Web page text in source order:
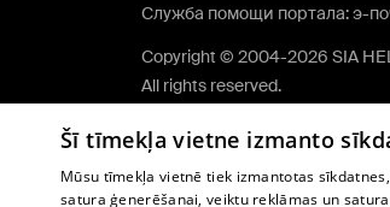
Служба помощи портала: э-
Copyright © 2004-2026 SIA
All rights reserved.
Šī tīmekļa vietne izmanto
Mūsu tīmekļa vietnē tiek izmantotas
satura ģenerēšanai, veiktu reklāmas un